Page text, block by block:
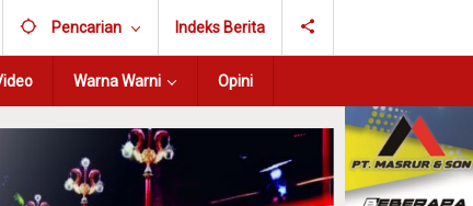
Pencarian Indeks Berita
Warna Warni Opini